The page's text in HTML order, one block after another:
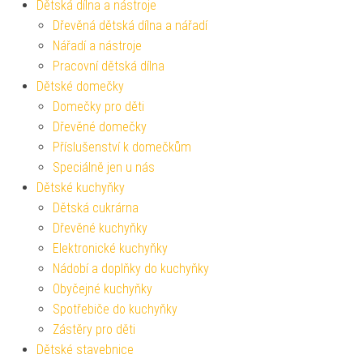
Dětská dílna a nástroje
Dřevěná dětská dílna a nářadí
Nářadí a nástroje
Pracovní dětská dílna
Dětské domečky
Domečky pro děti
Dřevěné domečky
Příslušenství k domečkům
Speciálně jen u nás
Dětské kuchyňky
Dětská cukrárna
Dřevěné kuchyňky
Elektronické kuchyňky
Nádobí a doplňky do kuchyňky
Obyčejné kuchyňky
Spotřebiče do kuchyňky
Zástěry pro děti
Dětské stavebnice